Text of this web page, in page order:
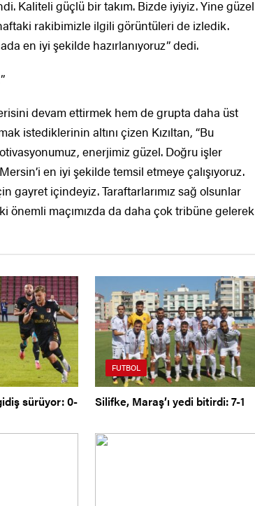
Kaliteli güçlü bir takım. Bizde iyiyiz. Yine güzel
rakibimizle ilgili görüntüleri de izledik.
en iyi şekilde hazırlanıyoruz” dedi.
devam ettirmek hem de grupta daha üst
istediklerinin altını çizen Kızıltan, “Bu
enerjimiz güzel. Doğru işler
en iyi şekilde temsil etmeye çalışıyoruz.
gayret içindeyiz. Taraftarlarımız sağ olsunlar
önemli maçımızda da daha çok tribüne gelerek
sürüyor: 0-
FUTBOL
Silifke, Maraş’ı yedi bitirdi: 7-1